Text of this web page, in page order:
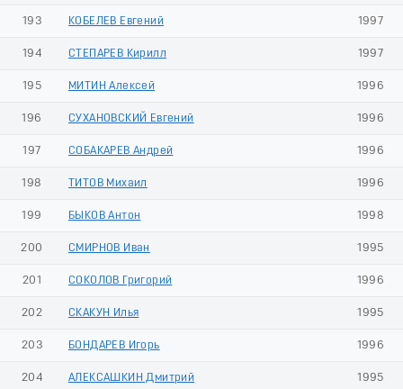
193 КОБЕЛЕВ Евгений 1997
194 СТЕПАРЕВ Кирилл 1997
195 МИТИН Алексей 1996
196 СУХАНОВСКИЙ Евгений 1996
197 СОБАКАРЕВ Андрей 1996
198 ТИТОВ Михаил 1996
199 БЫКОВ Антон 1998
200 СМИРНОВ Иван 1995
201 СОКОЛОВ Григорий 1996
202 СКАКУН Илья 1995
203 БОНДАРЕВ Игорь 1996
204 АЛЕКСАШКИН Дмитрий 1995